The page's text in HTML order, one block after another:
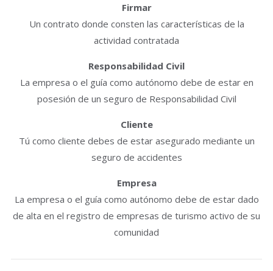
Firmar
Un contrato donde consten las características de la
actividad contratada
Responsabilidad Civil
La empresa o el guía como autónomo debe de estar en
posesión de un seguro de Responsabilidad Civil
Cliente
Tú como cliente debes de estar asegurado mediante un
seguro de accidentes
Empresa
La empresa o el guía como autónomo debe de estar dado
de alta en el registro de empresas de turismo activo de su
comunidad